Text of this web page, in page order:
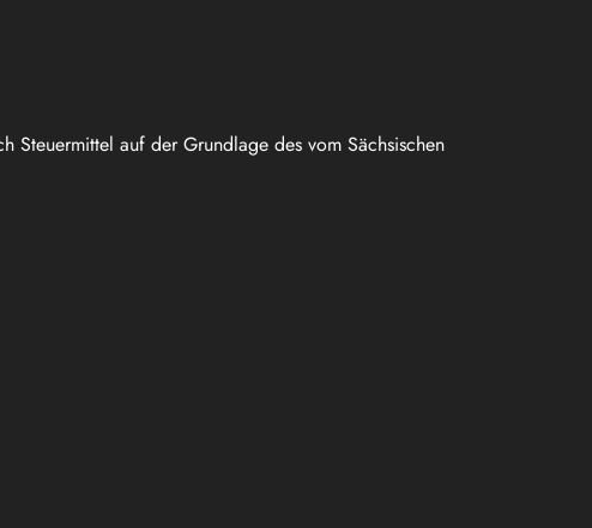
Steuermittel auf der Grundlage des vom Sächsischen